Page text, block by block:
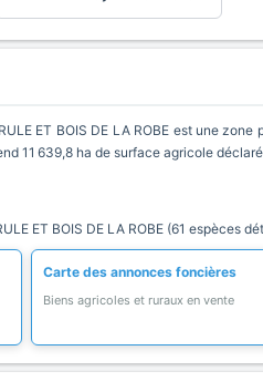
ET BOIS DE LA ROBE est une
11 639,8 ha de surface agricole
ET BOIS DE LA ROBE (61 espèces
Carte des annonces foncières
Biens agricoles et ruraux en vente